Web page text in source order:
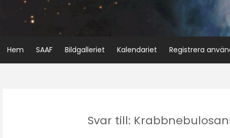
Hem SAAF Bildgalleriet Kalendariet Registrera
Svar till: